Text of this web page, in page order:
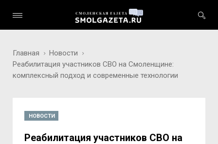
Главная
Новости
Реабилитация участников СВО на Смоленщине:
комплексный подход и современные технологии
НОВОСТИ
Реабилитация участников СВО на